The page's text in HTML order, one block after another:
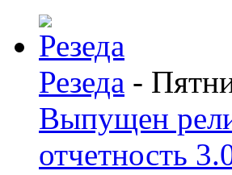
Резеда -
Выпущен
отчетность